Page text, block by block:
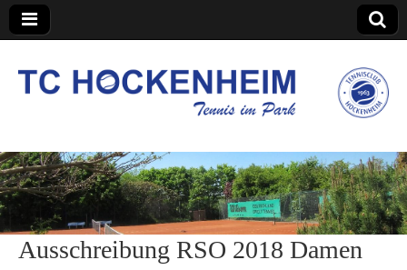
TC Hockenheim
Ausschreibung RSO 2018 Damen